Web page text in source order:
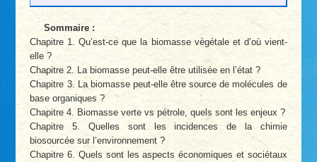
Sommaire :
Chapitre 1. Qu’est-ce que la biomasse végétale et d’où vient-
elle ?
Chapitre 2. La biomasse peut-elle être utilisée en l’état ?
Chapitre 3. La biomasse peut-elle être source de molécules de
base organiques ?
Chapitre 4. Biomasse verte vs pétrole, quels sont les enjeux ?
Chapitre 5. Quelles sont les incidences de la chimie
biosourcée sur l’environnement ?
Chapitre 6. Quels sont les aspects économiques et sociétaux